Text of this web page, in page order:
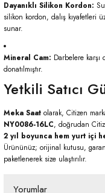
Dayanıklı Silikon Kordon:
silikon kordon, dalış kıyafetleri
sunar.
Mineral Cam: Darbelere karşı
donatılmıştır.
Yetkili Satıcı
Meka Saat olarak, Citizen
NY0086-16LC, doğrudan
2 yıl boyunca hem yurt içi
Ürününüz; orijinal kutusu,
paketlenerek size ulaştırılır.
Yorumlar